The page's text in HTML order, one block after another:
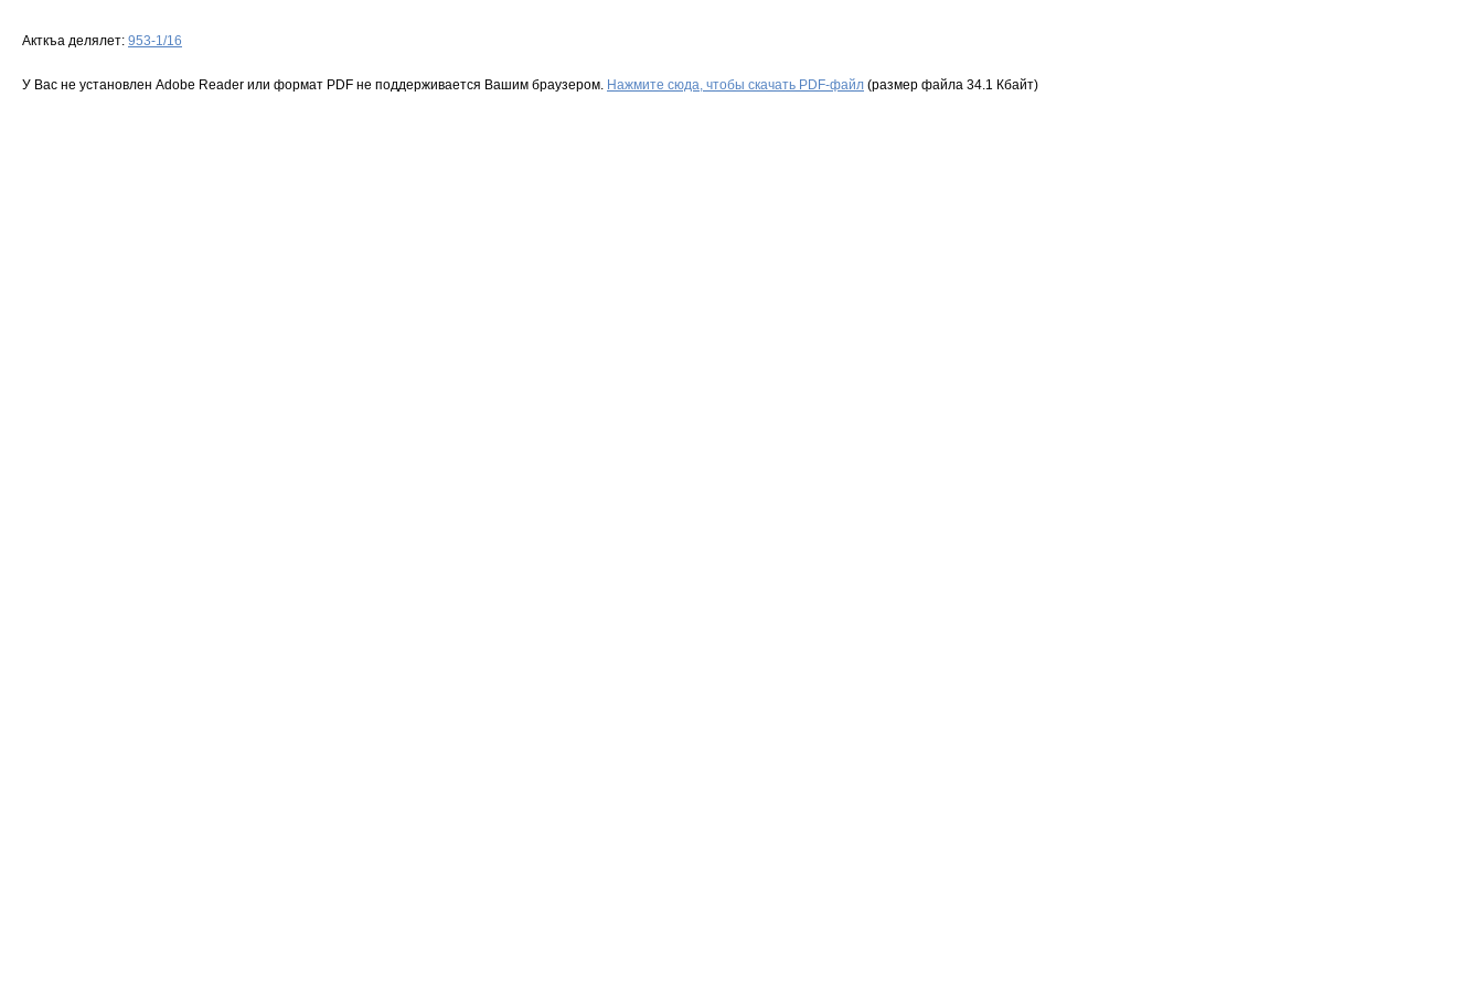
Акткъа делялет: 953-1/16
У Вас не установлен Adobe Reader или формат PDF не поддерживается Вашим браузером. Нажмите сюда, чтобы скачать PDF-файл (размер файла 34.1 Кбайт)